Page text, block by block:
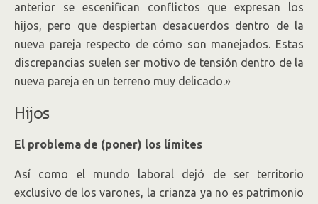
anterior se escenifican conflictos que expresan los
hijos, pero que despiertan desacuerdos dentro de la
nueva pareja respecto de cómo son manejados. Estas
discrepancias suelen ser motivo de tensión dentro de la
nueva pareja en un terreno muy delicado.»
Hijos
El problema de (poner) los límites
Así como el mundo laboral dejó de ser territorio
exclusivo de los varones, la crianza ya no es patrimonio